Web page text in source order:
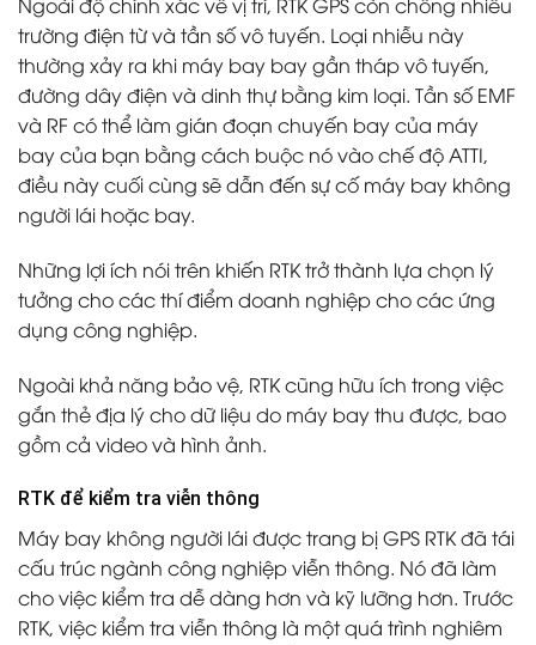
trường điện từ và tần số vô tuyến. Loại nhiễu này
thường xảy ra khi máy bay bay gần tháp vô tuyến,
đường dây điện và dinh thự bằng kim loại. Tần số EMF
và RF có thể làm gián đoạn chuyến bay của máy
bay của bạn bằng cách buộc nó vào chế độ ATTI,
điều này cuối cùng sẽ dẫn đến sự cố máy bay không
người lái hoặc bay.
Những lợi ích nói trên khiến RTK trở thành lựa chọn lý
tưởng cho các thí điểm doanh nghiệp cho các ứng
dụng công nghiệp.
Ngoài khả năng bảo vệ, RTK cũng hữu ích trong việc
gắn thẻ địa lý cho dữ liệu do máy bay thu được, bao
gồm cả video và hình ảnh.
RTK để kiểm tra viễn thông
Máy bay không người lái được trang bị GPS RTK đã tái
cấu trúc ngành công nghiệp viễn thông. Nó đã làm
cho việc kiểm tra dễ dàng hơn và kỹ lưỡng hơn. Trước
RTK, việc kiểm tra viễn thông là một quá trình nghiêm